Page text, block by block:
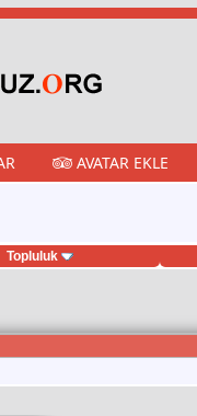
AVATAR EKLE
Topluluk